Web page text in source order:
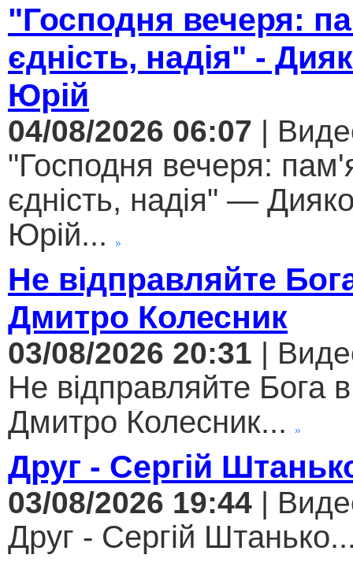
"Господня вечеря:
єдність, надія" -
Юрій
04/08/2026 06:07 |
"Господня вечеря:
єдність, надія" —
Юрій...
Не відправляйте
Дмитро Колесник
03/08/2026 20:31 |
Не відправляйте Бога
Дмитро Колесник...
Друг - Сергій
03/08/2026 19:44 |
Друг - Сергій